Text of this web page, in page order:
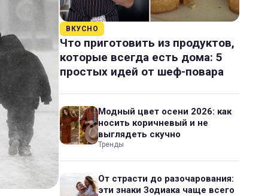
ВКУСНО
Что приготовить из продуктов,
которые всегда есть дома: 5
простых идей от шеф-повара
Модный цвет осени 2026: как
носить коричневый и не
выглядеть скучно
Тренды
От страсти до разочарования:
эти знаки Зодиака чаще всего